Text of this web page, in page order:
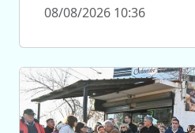
08/08/2026 10:36